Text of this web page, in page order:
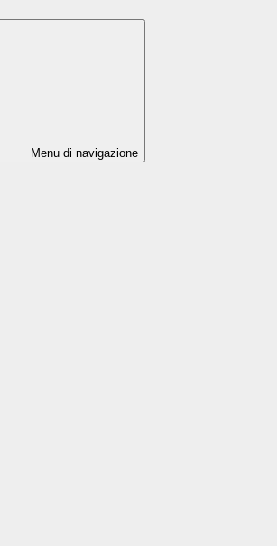
Menu di navigazione